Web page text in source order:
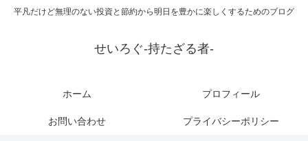
平凡だけど無理のない投資と節約から明日を豊かに楽しくするためのブログ
せいろぐ-持たざる者-
ホーム プロフィール
お問い合わせ プライバシーポリシー